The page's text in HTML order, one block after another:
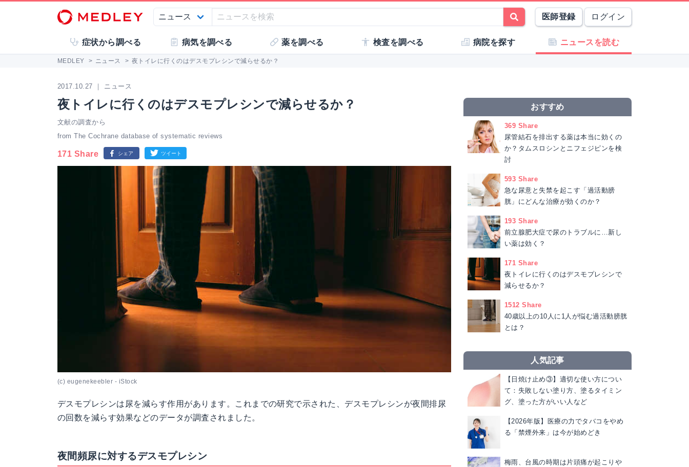
医師登録 ログイン
症状から調べる 病気を調べる 薬を調べる 検査を調べる 病院を探す ニュースを読む
MEDLEY > ニュース > 夜トイレに行くのはデスモプレシンで減らせるか？
2017.10.27 ｜ ニュース
夜トイレに行くのはデスモプレシンで減らせるか？
文献の調査から
from The Cochrane database of systematic reviews
171 Share
(c) eugenekeebler - iStock
デスモプレシンは尿を減らす作用があります。これまでの研究で示された、デスモプレシンが夜間排尿
の回数を減らす効果などのデータが調査されました。
夜間頻尿に対するデスモプレシン
おすすめ
369 Share
尿管結石を排出する薬は本当に効くの
か？タムスロシンとニフェジピンを検
討
593 Share
急な尿意と失禁を起こす「過活動膀
胱」にどんな治療が効くのか？
193 Share
前立腺肥大症で尿のトラブルに…新し
い薬は効く？
171 Share
夜トイレに行くのはデスモプレシンで
減らせるか？
1512 Share
40歳以上の10人に1人が悩む過活動膀胱
とは？
人気記事
【日焼け止め③】適切な使い方につい
て：失敗しない塗り方、塗るタイミン
グ、塗った方がいい人など
【2026年版】医療の力でタバコをやめ
る「禁煙外来」は今が始めどき
梅雨、台風の時期は片頭痛が起こりや